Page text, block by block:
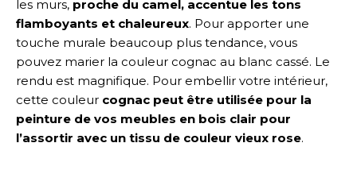
les murs, proche du camel, accentue les tons
flamboyants et chaleureux. Pour apporter une
touche murale beaucoup plus tendance, vous
pouvez marier la couleur cognac au blanc cassé. Le
rendu est magnifique. Pour embellir votre intérieur,
cette couleur cognac peut être utilisée pour la
peinture de vos meubles en bois clair pour
l’assortir avec un tissu de couleur vieux rose.